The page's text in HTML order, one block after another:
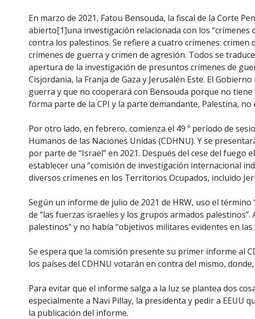
En marzo de 2021, Fatou Bensouda, la fiscal de la Corte
abierto[1]una investigación relacionada con los “crímenes
contra los palestinos. Se refiere a cuatro crímenes: crimen
crímenes de guerra y crimen de agresión. Todos se
apertura de la investigación de presuntos crímenes de
Cisjordania, la Franja de Gaza y Jerusalén Este. El
guerra y que no cooperará con Bensouda porque no
forma parte de la CPI y la parte demandante, Palestina, no
Por otro lado, en febrero, comienza el 49 º período de
Humanos de las Naciones Unidas (CDHNU). Y se
por parte de “Israel” en 2021. Después del cese del fuego
establecer una “comisión de investigación internacional
diversos crímenes en los Territorios Ocupados, incluido
Según un informe de julio de 2021 de HRW, uso el
de “las fuerzas israelíes y los grupos armados palestinos”.
palestinos” y no había “objetivos militares evidentes en las
Se espera que la comisión presente su primer informe al
los países del CDHNU votarán en contra del mismo,
Para evitar que el informe salga a la luz se plantea dos
especialmente a Navi Pillay, la presidenta y pedir a EEUU
la publicación del informe.